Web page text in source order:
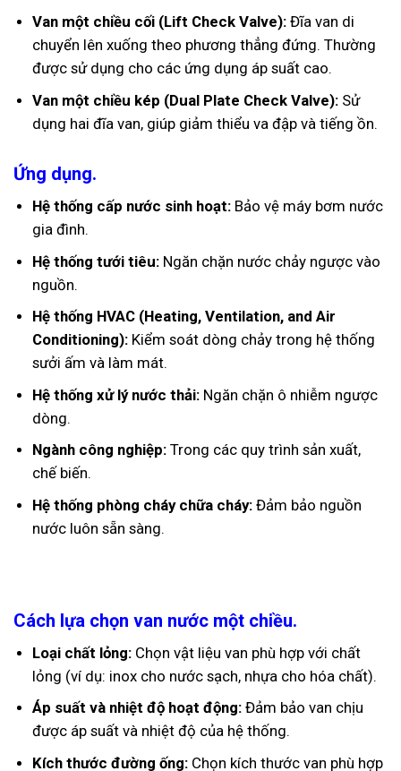
Van một chiều cối (Lift Check Valve):Đĩa van di
chuyển lên xuống theo phương thẳng đứng. Thường
được sử dụng cho các ứng dụng áp suất cao.
Van một chiều kép (Dual Plate Check Valve):Sử
dụng hai đĩa van, giúp giảm thiểu va đập và tiếng ồn.
Ứng dụng.
Hệ thống cấp nước sinh hoạt:Bảo vệ máy bơm nước
gia đình.
Hệ thống tưới tiêu:Ngăn chặn nước chảy ngược vào
nguồn.
Hệ thống HVAC (Heating, Ventilation, and Air
Conditioning):Kiểm soát dòng chảy trong hệ thống
sưởi ấm và làm mát.
Hệ thống xử lý nước thải:Ngăn chặn ô nhiễm ngược
dòng.
Ngành công nghiệp:Trong các quy trình sản xuất,
chế biến.
Hệ thống phòng cháy chữa cháy:Đảm bảo nguồn
nước luôn sẵn sàng.
Cách lựa chọn van nước một chiều.
Loại chất lỏng:Chọn vật liệu van phù hợp với chất
lỏng (ví dụ: inox cho nước sạch, nhựa cho hóa chất).
Áp suất và nhiệt độ hoạt động:Đảm bảo van chịu
được áp suất và nhiệt độ của hệ thống.
Kích thước đường ống:Chọn kích thước van phù hợp